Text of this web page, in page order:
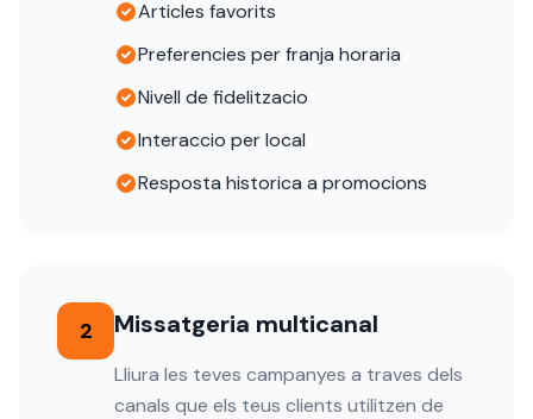
Articles favorits
Preferencies per franja horaria
Nivell de fidelitzacio
Interaccio per local
Resposta historica a promocions
2 Missatgeria multicanal
Lliura les teves campanyes a traves dels
canals que els teus clients utilitzen de